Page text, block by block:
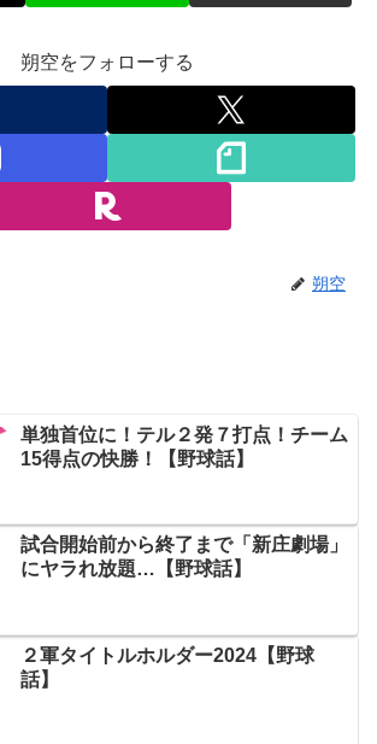
朔空をフォローする
朔空
単独首位に！テル２発７打点！チーム
15得点の快勝！【野球話】
試合開始前から終了まで「新庄劇場」
にヤラれ放題…【野球話】
２軍タイトルホルダー2024【野球
話】